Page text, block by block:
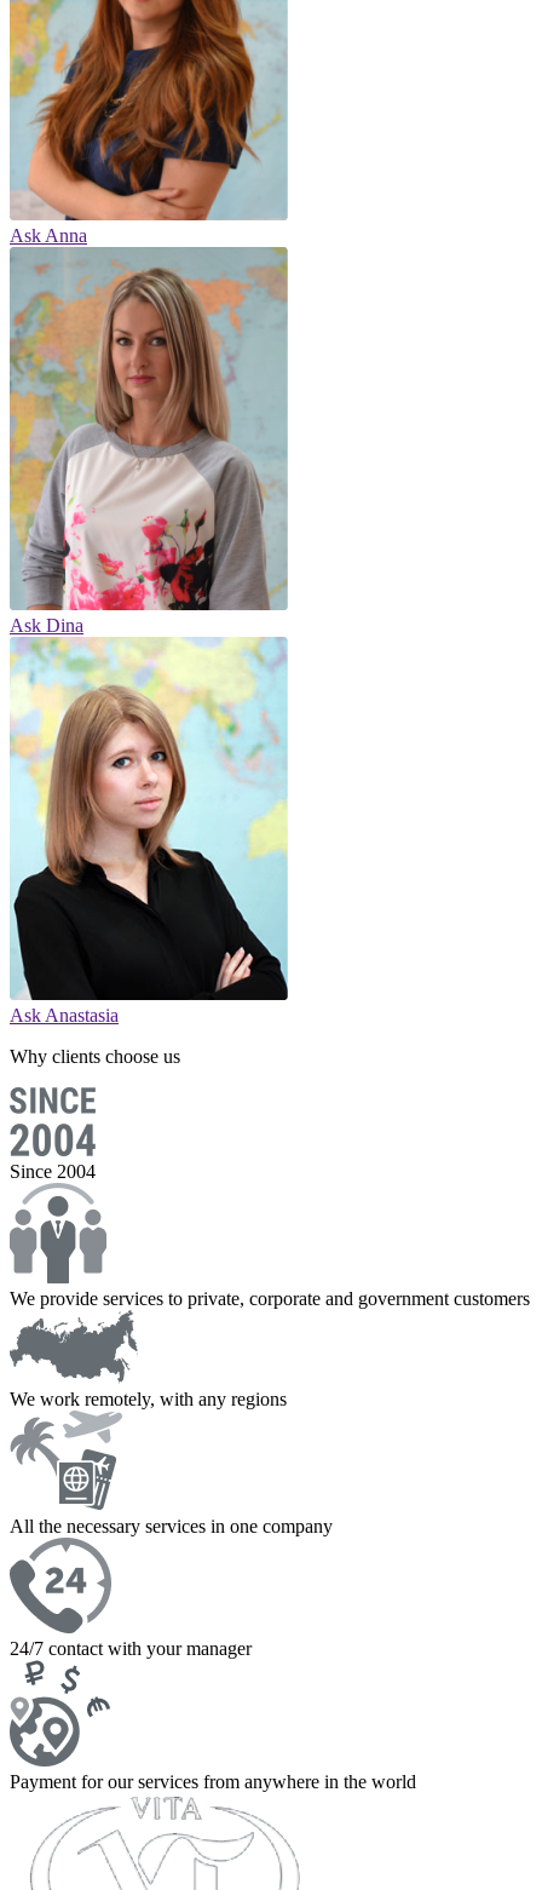
Ask Anna
Ask Dina
Ask Anastasia
Why clients choose us
Since 2004
We provide services to private, corporate and government customers
We work remotely, with any regions
All the necessary services in one company
24/7 contact with your manager
Payment for our services from anywhere in the world